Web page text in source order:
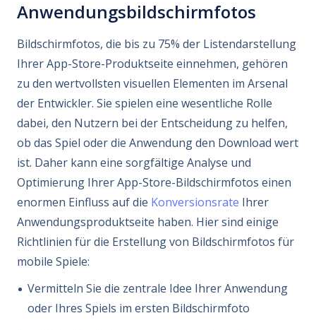
Anwendungsbildschirmfotos
Bildschirmfotos, die bis zu 75% der Listendarstellung
Ihrer App-Store-Produktseite einnehmen, gehören
zu den wertvollsten visuellen Elementen im Arsenal
der Entwickler. Sie spielen eine wesentliche Rolle
dabei, den Nutzern bei der Entscheidung zu helfen,
ob das Spiel oder die Anwendung den Download wert
ist. Daher kann eine sorgfältige Analyse und
Optimierung Ihrer App-Store-Bildschirmfotos einen
enormen Einfluss auf die Konversionsrate Ihrer
Anwendungsproduktseite haben. Hier sind einige
Richtlinien für die Erstellung von Bildschirmfotos für
mobile Spiele:
Vermitteln Sie die zentrale Idee Ihrer Anwendung
oder Ihres Spiels im ersten Bildschirmfoto